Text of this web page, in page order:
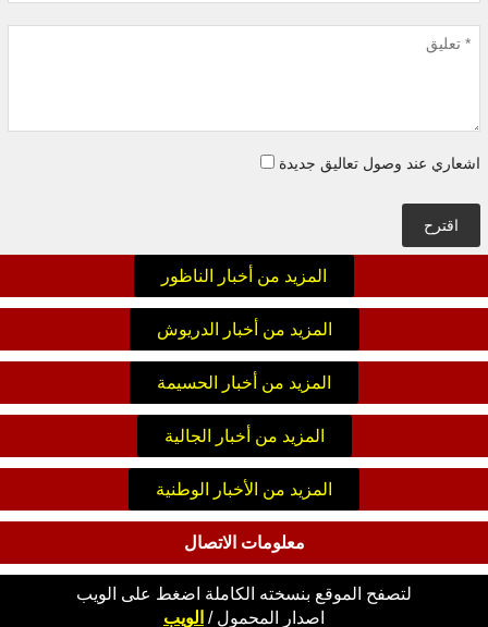
اشعاري عند وصول تعاليق جديدة
اقترح
المزيد من أخبار الناظور
المزيد من أخبار الدريوش
المزيد من أخبار الحسيمة
المزيد من أخبار الجالية
المزيد من الأخبار الوطنية
معلومات الاتصال
لتصفح الموقع بنسخته الكاملة اضغط على الويب
اصدار
المحمول / الويب